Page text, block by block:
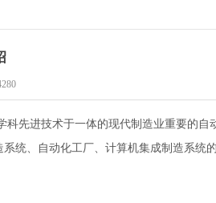
先进技术于一体的现代制造业重要的自
统、自动化工厂、计算机集成制造系统的